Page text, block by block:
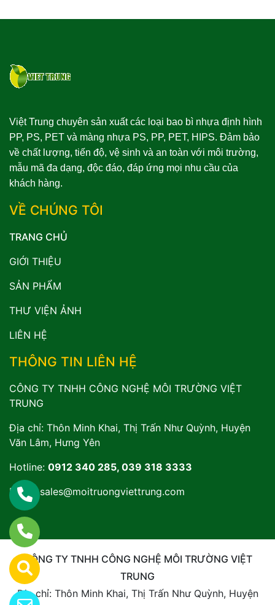
Việt Trung chuyên sản xuất các loại bao bì nhựa định hình
PP, PS, PET và màng nhựa PS, PP, PET, HIPS. Đảm bảo
về chất lượng, tiến độ, vệ sinh và an toàn với môi trường,
mẫu mã đa dạng, độc đáo, đáp ứng mọi nhu cầu của
khách hàng.
VỀ CHÚNG TÔI
TRANG CHỦ
GIỚI THIỆU
SẢN PHẨM
THƯ VIỆN ẢNH
LIÊN HỆ
THÔNG TIN LIÊN HỆ
CÔNG TY TNHH CÔNG NGHỆ MÔI TRƯỜNG VIỆT
TRUNG
Địa chỉ: Thôn Minh Khai, Thị Trấn Như Quỳnh, Huyện
Văn Lâm, Hưng Yên
Hotline: 0912 340 285, 039 318 3333
Email:sales@moitruongviettrung.com
CÔNG TY TNHH CÔNG NGHỆ MÔI TRƯỜNG VIỆT
TRUNG
Địa chỉ: Thôn Minh Khai, Thị Trấn Như Quỳnh, Huyện